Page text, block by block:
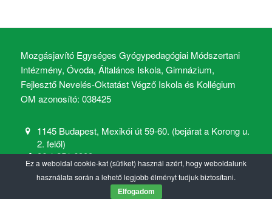
Mozgásjavító Egységes Gyógypedagógiai Módszertani
Intézmény, Óvoda, Általános Iskola, Gimnázium,
Fejlesztő Nevelés-Oktatást Végző Iskola és Kollégium
OM azonosító: 038425
1145 Budapest, Mexikói út 59-60. (bejárat a Korong u.
2. felől)
06 1 251 6900
mozgasjavito@mozgasjavito.com
Ez a weboldal cookie-kat (sütiket) használ azért, hogy weboldalunk
használata során a lehető legjobb élményt tudjuk biztosítani.
Elfogadom